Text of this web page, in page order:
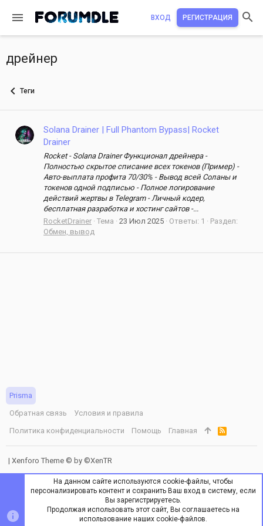
ВХОД РЕГИСТРАЦИЯ
дрейнер
Теги
Solana Drainer | Full Phantom Bypass| Rocket
Drainer
Rocket - Solana Drainer Функционал дрейнера -
Полностью скрытое списание всех токенов (Пример) -
Авто-выплата профита 70/30% - Вывод всей Соланы и
токенов одной подписью - Полное логирование
действий жертвы в Telegram - Личный кодер,
бесплатная разработка и хостинг сайтов -...
RocketDrainer Тема 23 Июл 2025 Ответы: 1
Раздел:
Обмен, вывод
Prisma
Обратная связь
Условия и правила
Политика конфиденциальности
Помощь Главная
R
S
S
| Xenforo Theme © by ©XenTR
На данном сайте используются cookie-файлы, чтобы
персонализировать контент и сохранить Ваш вход в систему, если
Вы зарегистрируетесь.
Продолжая использовать этот сайт, Вы соглашаетесь на
использование наших cookie-файлов.